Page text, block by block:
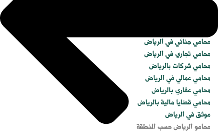
محامي جنائي في الرياض
محامي تجاري في الرياض
محامي شركات بالرياض
محامي عمالي في الرياض
محامي عقاري بالرياض
محامي قضايا مالية بالرياض
موثق في الرياض
محامو الرياض حسب المنطقة